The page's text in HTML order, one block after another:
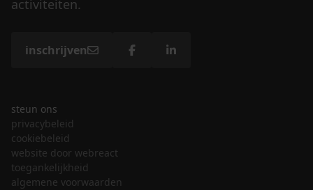
activiteiten.
inschrijven
steun ons
privacybeleid
cookiebeleid
website door webreact
toegankelijkheid
algemene voorwaarden